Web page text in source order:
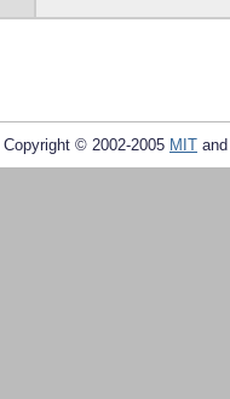
Copyright © 2002-2005 MIT